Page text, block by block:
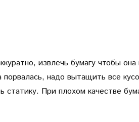
извлечь бумагу чтобы
надо вытащить все
статику. При плохом качестве